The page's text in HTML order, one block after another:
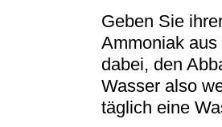
Geben Sie
Ammoniak
dabei, den
Wasser also
täglich eine